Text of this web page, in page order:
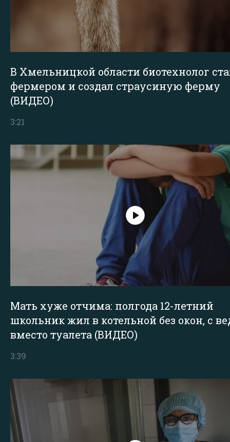
В Хмельницкой области биотехнолог
фермером и создал страусиную ферму
(ВИДЕО)
3:21
Мать хуже отчима: полгода 12-летний
школьник жил в котельной без окон, с
вместо туалета (ВИДЕО)
3:39